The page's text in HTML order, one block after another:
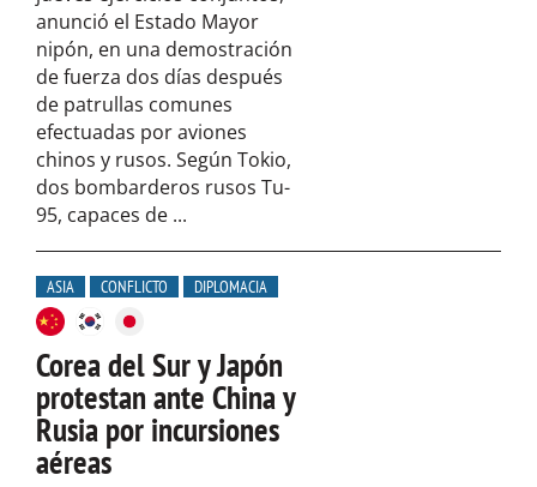
anunció el Estado Mayor
nipón, en una demostración
de fuerza dos días después
de patrullas comunes
efectuadas por aviones
chinos y rusos. Según Tokio,
dos bombarderos rusos Tu-
95, capaces de ...
ASIA CONFLICTO DIPLOMACIA
Corea del Sur y Japón
protestan ante China y
Rusia por incursiones
aéreas